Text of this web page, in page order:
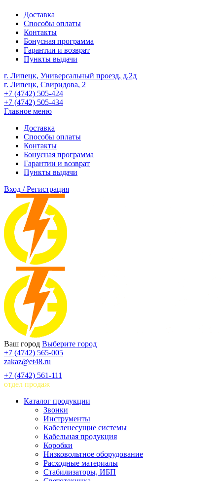
Доставка
Способы оплаты
Контакты
Бонусная программа
Гарантии и возврат
Пункты выдачи
г. Липецк, Универсальный проезд, д.2д
г. Липецк, Свиридова, 2
+7 (4742) 505-424
+7 (4742) 505-434
Главное меню
Доставка
Способы оплаты
Контакты
Бонусная программа
Гарантии и возврат
Пункты выдачи
Вход / Регистрация
Ваш город Выберите город
+7 (4742) 565-005
zakaz@et48.ru
+7 (4742) 561-111
отдел продаж
Каталог продукции
Звонки
Инструменты
Кабеленесущие системы
Кабельная продукция
Коробки
Низковольтное оборудование
Расходные материалы
Стабилизаторы, ИБП